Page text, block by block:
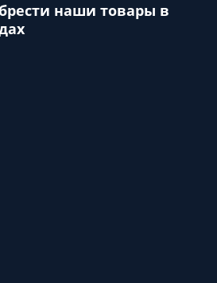
наши товары в